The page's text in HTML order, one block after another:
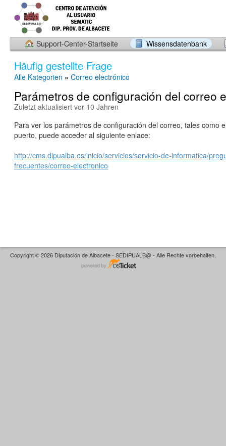
Support-Center-Startseite Wissensdatenbank
Häufig gestellte Frage
Alle Kategorien » Correo electrónico
Parámetros de configuración del correo
Zuletzt aktualisiert vor 10 Jahren
Para ver los parámetros de configuración del correo, tales como
puerto, puede acceder al siguiente enlace:
http://cms.dipualba.es/inicio/servicios/servicio-de-informatica/
frecuentes/correo-electronico
Copyright © 2026 Diputación de Albacete - SEDIPUALB@ - Alle Rechte vorbehalten.